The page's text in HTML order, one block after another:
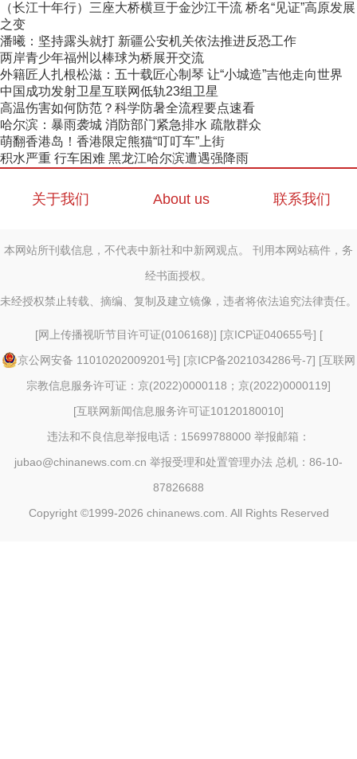
（长江十年行）三座大桥横亘于金沙江干流 桥名“见证”高原发展
之变
潘曦：坚持露头就打 新疆公安机关依法推进反恐工作
两岸青少年福州以棒球为桥展开交流
外籍匠人扎根松滋：五十载匠心制琴 让“小城造”吉他走向世界
中国成功发射卫星互联网低轨23组卫星
高温伤害如何防范？科学防暑全流程要点速看
哈尔滨：暴雨袭城 消防部门紧急排水 疏散群众
萌翻香港岛！香港限定熊猫“叮叮车”上街
积水严重 行车困难 黑龙江哈尔滨遭遇强降雨
关于我们 About us 联系我们
本网站所刊载信息，不代表中新社和中新网观点。 刊用本网站稿件，务
经书面授权。
未经授权禁止转载、摘编、复制及建立镜像，违者将依法追究法律责任。
[网上传播视听节目许可证(0106168)] [京ICP证040655号] [
京公网安备 11010202009201号] [京ICP备2021034286号-7] [互联网
宗教信息服务许可证：京(2022)0000118；京(2022)0000119]
[互联网新闻信息服务许可证10120180010]
违法和不良信息举报电话：15699788000 举报邮箱：
jubao@chinanews.com.cn 举报受理和处置管理办法 总机：86-10-
87826688
Copyright ©1999-2026 chinanews.com. All Rights Reserved